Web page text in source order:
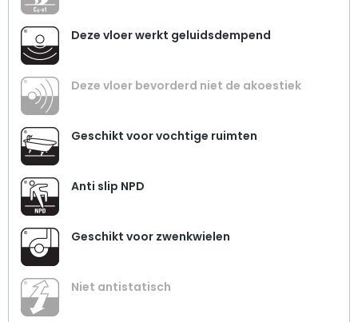
Deze vloer werkt geluidsdempend
Deze vloer bevorderd niet de akoestiek
Geschikt voor vochtige ruimten
Anti slip NPD
Geschikt voor zwenkwielen
Niet antistatisch